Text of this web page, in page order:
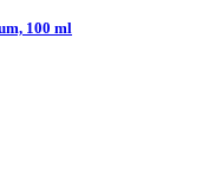
100 ml